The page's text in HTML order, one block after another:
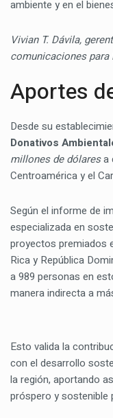
ambiente y en el
Vivian T. Dávila,
comunicaciones para
Aportes
Desde su
Donativos
millones de dólaresa
Centroamérica y el
Según el informe de
especializada en
proyectos premiados
Rica y República
a 989 personas en
manera indirecta a
Esto valida la
con el desarrollo
la región, aportando
próspero y sostenible